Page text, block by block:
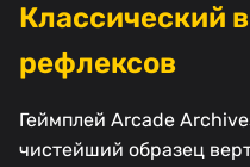
Классический
рефлексов
Геймплей Arcade
чистейший образец